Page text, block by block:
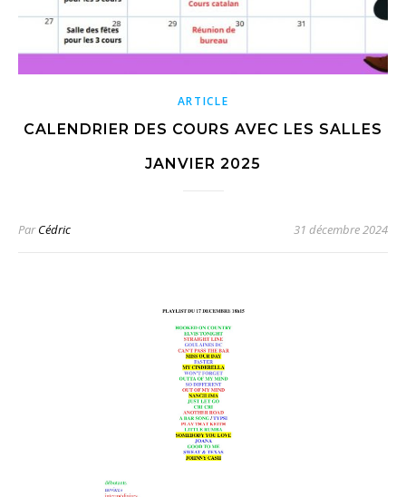
ARTICLE
CALENDRIER DES COURS AVEC LES SALLES
JANVIER 2025
ParCédric 31 décembre 2024